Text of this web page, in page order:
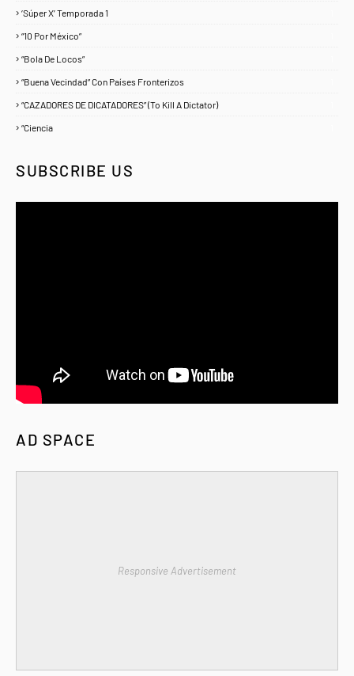
‘Súper X’ Temporada 1
“10 Por México”
“Bola De Locos”
“Buena Vecindad” Con Países Fronterizos
“CAZADORES DE DICATADORES” (To Kill A Dictator)
“Ciencia
SUBSCRIBE US
AD SPACE
Responsive Advertisement